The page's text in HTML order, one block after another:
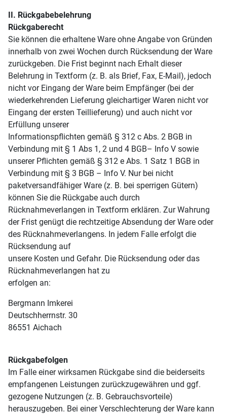
II. Rückgabebelehrung
Rückgaberecht
Sie können die erhaltene Ware ohne Angabe von Gründen
innerhalb von zwei Wochen durch Rücksendung der Ware
zurückgeben. Die Frist beginnt nach Erhalt dieser
Belehrung in Textform (z. B. als Brief, Fax, E-Mail), jedoch
nicht vor Eingang der Ware beim Empfänger (bei der
wiederkehrenden Lieferung gleichartiger Waren nicht vor
Eingang der ersten Teillieferung) und auch nicht vor
Erfüllung unserer
Informationspflichten gemäß § 312 c Abs. 2 BGB in
Verbindung mit § 1 Abs 1, 2 und 4 BGB– Info V sowie
unserer Pflichten gemäß § 312 e Abs. 1 Satz 1 BGB in
Verbindung mit § 3 BGB – Info V. Nur bei nicht
paketversandfähiger Ware (z. B. bei sperrigen Gütern)
können Sie die Rückgabe auch durch
Rücknahmeverlangen in Textform erklären. Zur Wahrung
der Frist genügt die rechtzeitige Absendung der Ware oder
des Rücknahmeverlangens. In jedem Falle erfolgt die
Rücksendung auf
unsere Kosten und Gefahr. Die Rücksendung oder das
Rücknahmeverlangen hat zu
erfolgen an:
Bergmann Imkerei
Deutschherrnstr. 30
86551 Aichach
Rückgabefolgen
Im Falle einer wirksamen Rückgabe sind die beiderseits
empfangenen Leistungen zurückzugewähren und ggf.
gezogene Nutzungen (z. B. Gebrauchsvorteile)
herauszugeben. Bei einer Verschlechterung der Ware kann